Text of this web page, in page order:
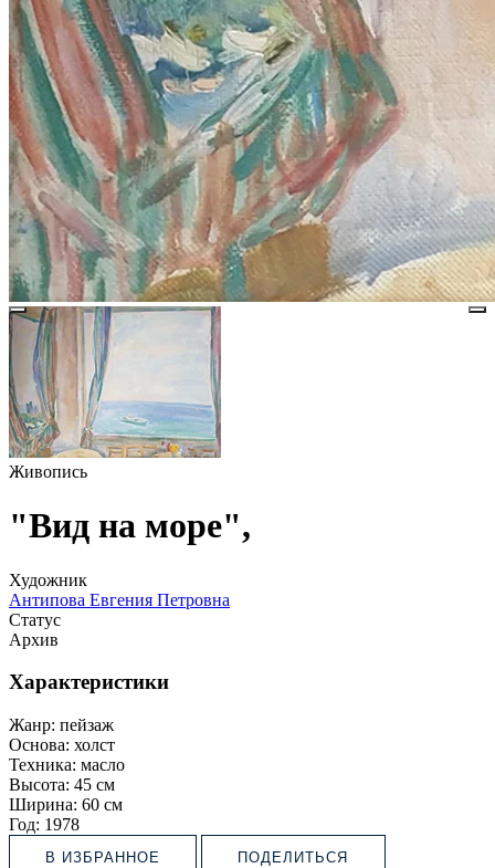
Живопись
"Вид на море",
Художник
Антипова Евгения Петровна
Статус
Архив
Характеристики
Жанр: пейзаж
Основа: холст
Техника: масло
Высота: 45 см
Ширина: 60 см
Год: 1978
В ИЗБРАННОЕ ПОДЕЛИТЬСЯ